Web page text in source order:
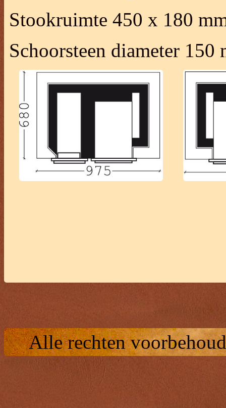
Stookruimte 450 x 180
Schoorsteen diameter 150
Alle rechten